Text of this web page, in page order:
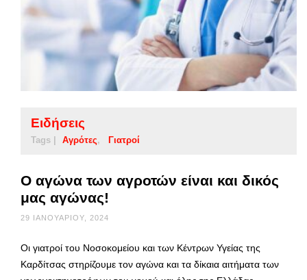
Ειδήσεις
Tags | Αγρότες Γιατροί
Ο αγώνα των αγροτών είναι και δικός
μας αγώνας!
29 ΙΑΝΟΥΑΡΊΟΥ, 2024
Οι γιατροί του Νοσοκομείου και των Κέντρων Υγείας της
Καρδίτσας στηρίζουμε τον αγώνα και τα δίκαια αιτήματα των